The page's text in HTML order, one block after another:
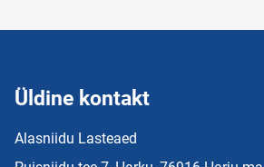
Üldine kontakt
Alasniidu Lasteaed